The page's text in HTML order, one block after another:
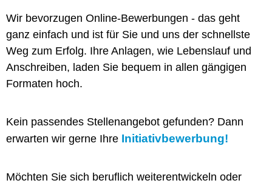
Wir bevorzugen Online-Bewerbungen - das geht
ganz einfach und ist für Sie und uns der schnellste
Weg zum Erfolg. Ihre Anlagen, wie Lebenslauf und
Anschreiben, laden Sie bequem in allen gängigen
Formaten hoch.
Kein passendes Stellenangebot gefunden? Dann
erwarten wir gerne Ihre Initiativbewerbung!
Möchten Sie sich beruflich weiterentwickeln oder